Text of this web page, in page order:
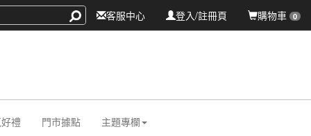
購物車 0
登入/註冊頁
客服中心
禮 門市據點 主題專欄